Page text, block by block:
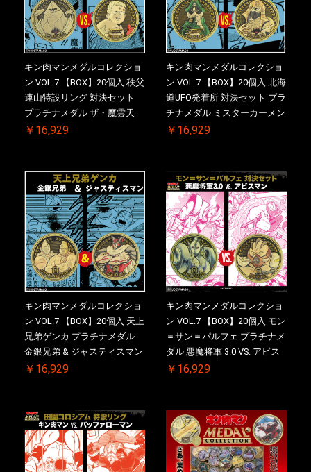
キン肉マンメダルコレクショ
ン VOL.7 【BOX】20個入 秩父
連山特設リング 対決セット
プラチナメダル ザ・魔雲天
VS. テリーマン 3.0 ケース付
注分】2026/10/30 一斉出荷予
￥16,929
キン肉マンメダルコレクショ
ン VOL.7 【BOX】20個入 北海
道UFO発着所 対決セット プラ
チナメダル ミスターカーメン
VS. ブロッケン Jr. 2.0 ケース
【二次受注分】2026/10/30 一
斉出荷予定
￥16,929
キン肉マンメダルコレクショ
ン VOL.7 【BOX】20個入 天上
兄弟ゲンカ プラチナメダル
金銀兄弟 & ジャスティスマン
2.0 ケース付き【初回購入特
一斉出荷予定
￥16,929
キン肉マンメダルコレクショ
ン VOL.7 【BOX】20個入 モン
＝サン＝パルフェ プラチナメ
ダル 悪魔将軍 3.0 VS. アビス
マン【初回購入特典 】
斉出荷予定
￥16,929